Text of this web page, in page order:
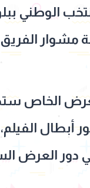
الوطني
مشوار
الخاص
أبطال
في دور